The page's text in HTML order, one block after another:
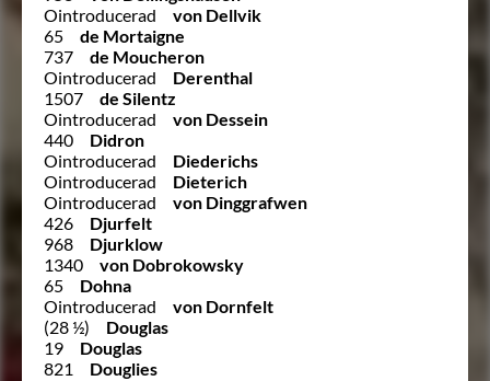
Ointroducerad
von Dellvik
65
de Mortaigne
737
de Moucheron
Ointroducerad
Derenthal
1507
de Silentz
Ointroducerad
von Dessein
440
Didron
Ointroducerad
Diederichs
Ointroducerad
Dieterich
Ointroducerad
von Dinggrafwen
426
Djurfelt
968
Djurklow
1340
von Dobrokowsky
65
Dohna
Ointroducerad
von Dornfelt
(28 ½)
Douglas
19
Douglas
821
Douglies